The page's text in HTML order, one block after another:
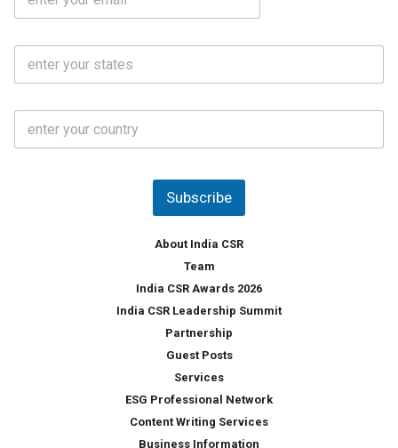
N
a
S
a
*
C
u
Subscribe
About India CSR
Team
India CSR Awards 2026
India CSR Leadership Summit
Partnership
Guest Posts
Services
ESG Professional Network
Content Writing Services
Business Information